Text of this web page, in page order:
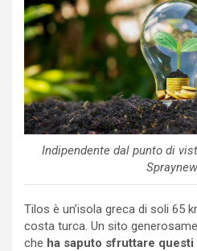
Indipendente dal punto di
Tilos è un’isola greca di soli 65
costa turca. Un sito
che ha saputo sfruttare